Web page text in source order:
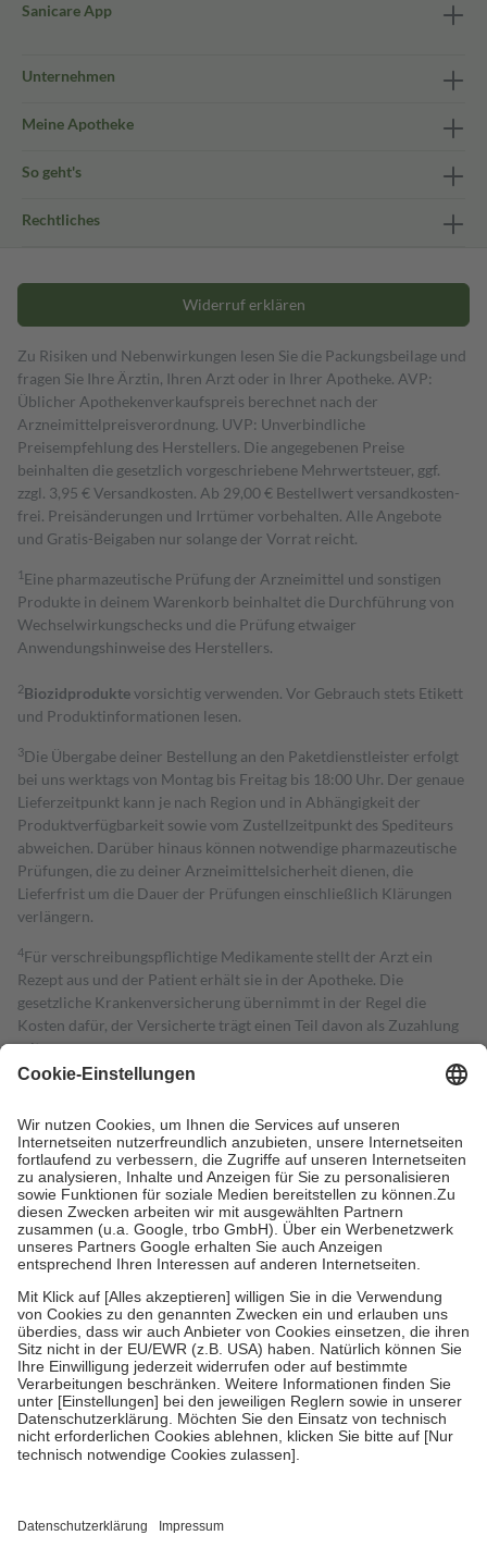
Sanicare App
Unternehmen
Meine Apotheke
So geht's
Rechtliches
Widerruf erklären
Zu Risiken und Nebenwirkungen lesen Sie die Packungsbeilage und
fragen Sie Ihre Ärztin, Ihren Arzt oder in Ihrer Apotheke. AVP:
Üblicher Apothekenverkaufspreis berechnet nach der
Arzneimittelpreisverordnung. UVP: Unverbindliche
Preisempfehlung des Herstellers. Die angegebenen Preise
beinhalten die gesetzlich vorgeschriebene Mehrwertsteuer, ggf.
zzgl. 3,95 € Versandkosten. Ab 29,00 € Bestell­wert versand­kosten­
frei. Preisänderungen und Irrtümer vorbehalten. Alle Angebote
und Gratis-Beigaben nur solange der Vorrat reicht.
1 Eine pharmazeutische Prüfung der Arzneimittel und sonstigen
Produkte in deinem Warenkorb beinhaltet die Durchführung von
Wechselwirkungschecks und die Prüfung etwaiger
Anwendungshinweise des Herstellers.
2Biozidproduktevorsichtig verwenden. Vor Gebrauch stets Etikett
und Produktinformationen lesen.
3Die Übergabe deiner Bestellung an den Paketdienstleister erfolgt
bei uns werktags von Montag bis Freitag bis 18:00 Uhr. Der genaue
Lieferzeitpunkt kann je nach Region und in Abhängigkeit der
Produktverfügbarkeit sowie vom Zustellzeitpunkt des Spediteurs
abweichen. Darüber hinaus können notwendige pharmazeutische
Prüfungen, die zu deiner Arzneimittelsicherheit dienen, die
Lieferfrist um die Dauer der Prüfungen einschließlich Klärungen
verlängern.
4Für verschreibungspflichtige Medikamente stellt der Arzt ein
Rezept aus und der Patient erhält sie in der Apotheke. Die
gesetzliche Krankenversicherung übernimmt in der Regel die
Kosten dafür, der Versicherte trägt einen Teil davon als Zuzahlung
mit.
Grundsätzlich leisten Mitglieder Zuzahlungen in Höhe von zehn
höchstens zehn Euro.
Es sind jedoch nie mehr als die tatsächlichen
Kosten der Leistung zu entrichten.
Diese Regeln gelten grundsätzlich auch für Online-Apotheken.
Bei Heilmitteln und häuslicher Krankenpflege beträgt die
Zuzahlung zehn Prozent der Kosten sowie zehn Euro je
Verordnung.
Um das Engagement der Versicherten für ihre eigene Gesundheit zu
stärken und die besondere Stellung der Familie zu unterstützen,
fallenkeine Zuzahlungenan bei:
• Kindern und Jugendlichen bis zum vollendeten 18. Lebensjahr
mit Ausnahme der Fahrkosten
• Untersuchungen zur Vorsorge und Früherkennung, die von der
GKV getragen werden
• empfohlenen Schutzimpfungen
• Harn- und Blutteststreifen
getroffen, um sicherzustellen, dass es sich um echte Bewertungen